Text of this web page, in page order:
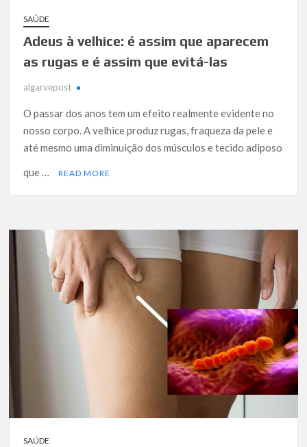
SAÚDE
Adeus à velhice: é assim que aparecem
as rugas e é assim que evitá-las
algarvepost
O passar dos anos tem um efeito realmente evidente no
nosso corpo. A velhice produz rugas, fraqueza da pele e
até mesmo uma diminuição dos músculos e tecido adiposo
que …
READ MORE
SAÚDE